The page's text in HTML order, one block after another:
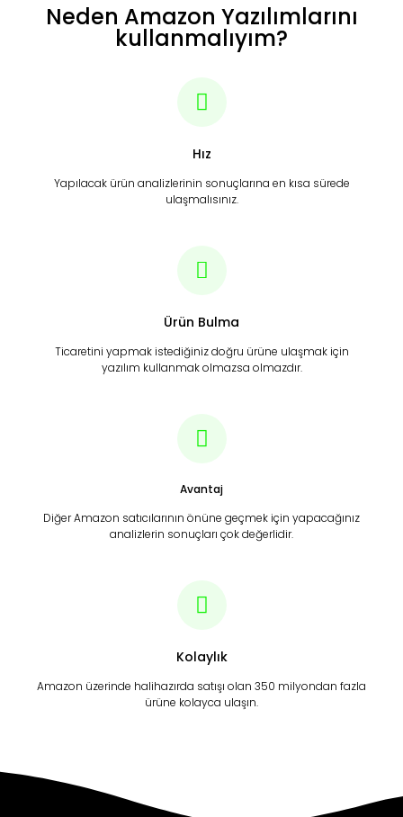
Neden Amazon Yazılımlarını
kullanmalıyım?
Hız
Yapılacak ürün analizlerinin sonuçlarına en kısa sürede
ulaşmalısınız.
Ürün Bulma
Ticaretini yapmak istediğiniz doğru ürüne ulaşmak için
yazılım kullanmak olmazsa olmazdır.
Avantaj
Diğer Amazon satıcılarının önüne geçmek için yapacağınız
analizlerin sonuçları çok değerlidir.
Kolaylık
Amazon üzerinde halihazırda satışı olan 350 milyondan fazla
ürüne kolayca ulaşın.